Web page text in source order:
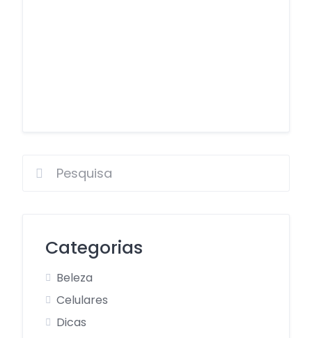
Categorias
Beleza
Celulares
Dicas